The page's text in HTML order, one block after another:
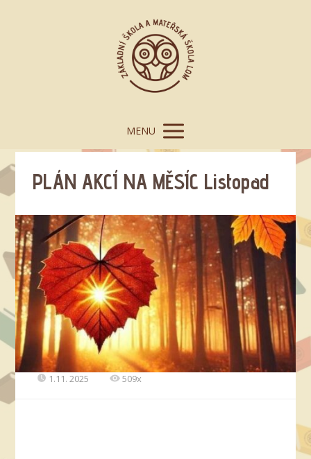
MENU
PLÁN AKCÍ NA MĚSÍC Listopad
1.11. 2025 509x